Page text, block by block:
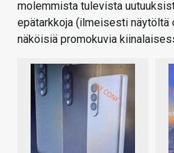
molemmista tulevista
epätarkkoja (ilmeisesti näytöltä
näköisiä promokuvia